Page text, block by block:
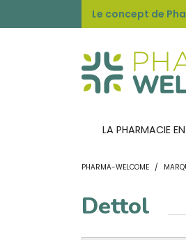
Le concept de
LA PHARMACIE
PHARMA-WELCOME
Dettol